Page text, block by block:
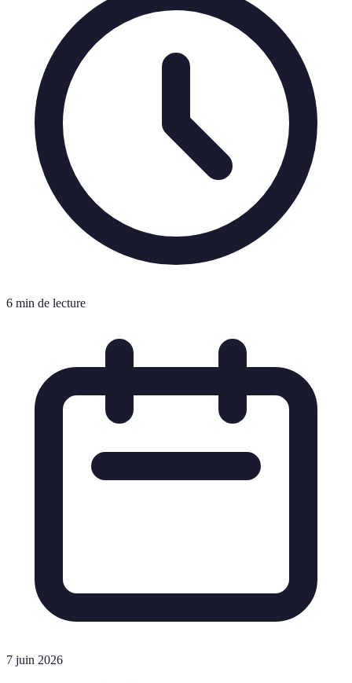
6 min de lecture
7 juin 2026